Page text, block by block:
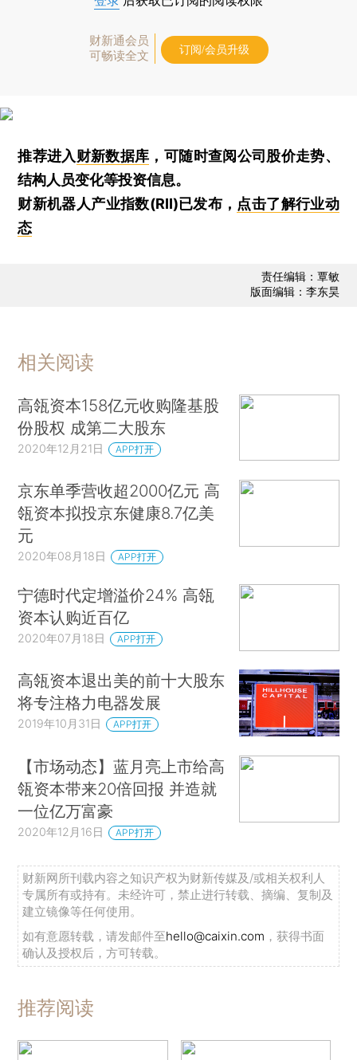
财新通会员
可畅读全文
订阅/会员升级
推荐进入财新数据库 ，可随时查阅公司股价走势、
结构人员变化等投资信息。
财新机器人产业指数(RII)已发布， 点击了解行业动
态
责任编辑：覃敏
版面编辑：李东昊
相关阅读
高瓴资本158亿元收购隆基股
份股权 成第二大股东
2020年12月21日 APP打开
京东单季营收超2000亿元 高
瓴资本拟投京东健康8.7亿美
元
2020年08月18日 APP打开
宁德时代定增溢价24% 高瓴
资本认购近百亿
2020年07月18日 APP打开
高瓴资本退出美的前十大股东
将专注格力电器发展
2019年10月31日 APP打开
【市场动态】蓝月亮上市给高
瓴资本带来20倍回报 并造就
一位亿万富豪
2020年12月16日 APP打开
财新网所刊载内容之知识产权为财新传媒及/或相关权利人
专属所有或持有。未经许可，禁止进行转载、摘编、复制及
建立镜像等任何使用。
如有意愿转载，请发邮件至hello@caixin.com ，获得书面
确认及授权后，方可转载。
推荐阅读